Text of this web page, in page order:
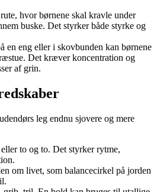
hvor børnene skal kravle under
buske. Det styrker både styrke og
en eng eller i skovbunden kan børnene
Det kræver koncentration og
af grin.
leg endnu sjovere og mere
to og to. Det styrker rytme,
om livet, som balancecirkel på jorden